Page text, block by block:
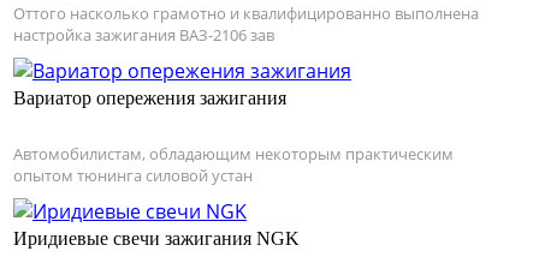
Оттого насколько грамотно и квалифицированно выполнена
настройка зажигания ВАЗ-2106 зав
Вариатор опережения зажигания
Автомобилистам, обладающим некоторым практическим
опытом тюнинга силовой устан
Иридиевые свечи зажигания NGK